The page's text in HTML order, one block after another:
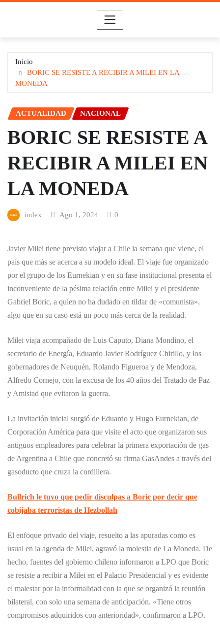
Inicio
BORIC SE RESISTE A RECIBIR A MILEI EN LA
MONEDA
ACTUALIDAD NACIONAL
BORIC SE RESISTE A
RECIBIR A MILEI EN
LA MONEDA
index Ago 1, 2024 0
Javier Milei tiene previsto viajar a Chile la semana que viene, el
país que más se acerca a su modelo ideal. El viaje fue organizado
por el grupo de los Eurnekian y en su fase institucional presenta el
inconveniente de la pésima relación entre Milei y el presidente
Gabriel Boric, a quien no ha dudado en tildar de «comunista»,
algo que en su caso está un poco más cerca de la realidad.
Milei viaja acompañado de Luis Caputo, Diana Mondino, el
secretario de Energía, Eduardo Javier Rodríguez Chirillo, y los
gobernadores de Neuquén, Rolando Figueroa y de Mendoza,
Alfredo Cornejo, con la excusa de los 40 años del Tratado de Paz
y Amistad que evitaron la guerra.
La invitación inicial surgió de Eduardo y Hugo Eurnekian, de
Corporación América para que visite el acto que organizaron sus
antiguos empleadores para celebrar la primera exportación de gas
de Argentina a Chile que concretó su firma GasAndes a través del
gasoducto que cruza la cordillera.
Bullrich le tuvo que pedir disculpas a Boric por decir que
cobijaba terroristas de Hezbollah
El enfoque privado del viaje, resuelto a las apuradas como es
usual en la agenda de Milei, agravó la molestia de La Moneda. De
hecho, fuentes del gobierno chileno informaron a LPO que Boric
se resiste a recibir a Milei en el Palacio Presidencial y es evidente
el malestar por la informalidad con la que se organizó la reunión
bilateral, con solo una semana de anticipación. «Tiene otros
compromisos adquiridos con anterioridad», confirmaron a LPO.